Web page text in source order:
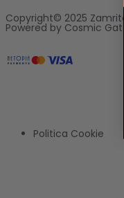
Copyright© 2025
Powered by Cosmic Gate.
Politica Cookie